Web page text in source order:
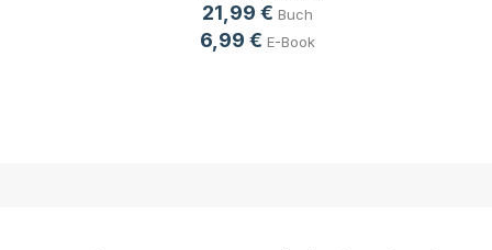
21,99 € Buch
6,99 € E-Book